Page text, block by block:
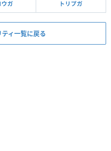
ウガ トリプガ
ィ一覧に戻る